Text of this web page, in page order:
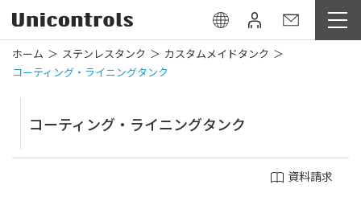
ホーム ステンレスタンク
カスタムメイドタンク
コーティング・ライニングタンク
コーティング・ライニングタンク
資料請求